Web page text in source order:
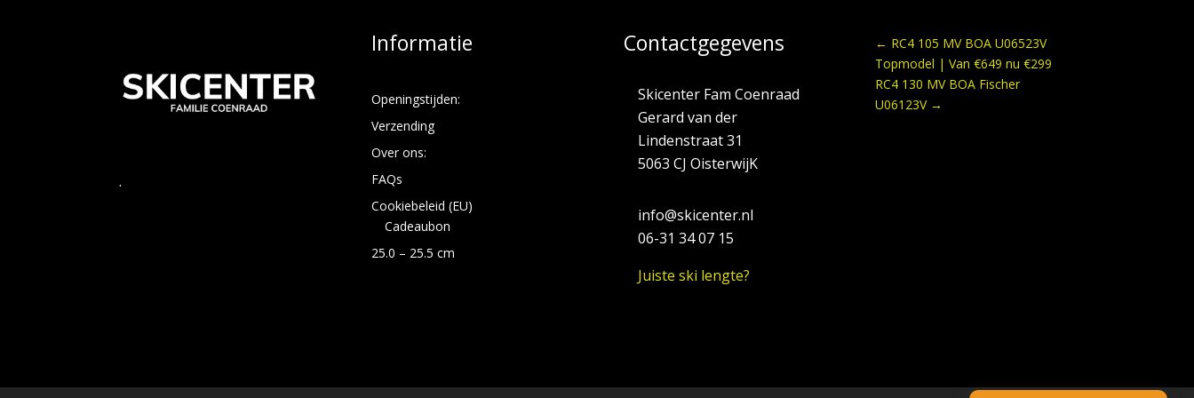
.
Informatie
Openingstijden:
Verzending
Over ons:
FAQs
Cookiebeleid (EU)
Cadeaubon
25.0 – 25.5 cm
Contactgegevens
Skicenter Fam Coenraad
Gerard van der
Lindenstraat 31
5063 CJ OisterwijK
info@skicenter.nl
06-31 34 07 15
Juiste ski lengte?
← RC4 105 MV BOA U06523V
Topmodel | Van €649 nu €299
RC4 130 MV BOA Fischer
U06123V→